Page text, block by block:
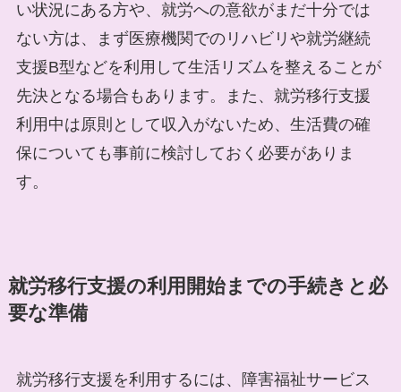
い状況にある方や、就労への意欲がまだ十分では
ない方は、まず医療機関でのリハビリや就労継続
支援B型などを利用して生活リズムを整えることが
先決となる場合もあります。また、就労移行支援
利用中は原則として収入がないため、生活費の確
保についても事前に検討しておく必要がありま
す。
就労移行支援の利用開始までの手続きと必
要な準備
就労移行支援を利用するには、障害福祉サービス